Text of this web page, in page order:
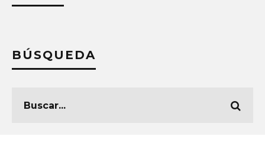
BÚSQUEDA